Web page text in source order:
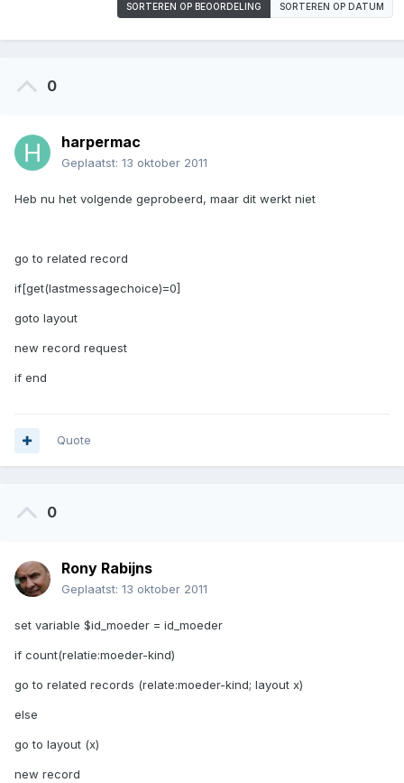
SORTEREN OP BEOORDELING SORTEREN OP DATUM
0
harpermac
Geplaatst: 13 oktober 2011
Heb nu het volgende geprobeerd, maar dit werkt niet
go to related record
if[get(lastmessagechoice)=0]
goto layout
new record request
if end
Quote
0
Rony Rabijns
Geplaatst: 13 oktober 2011
set variable $id_moeder = id_moeder
if count(relatie:moeder-kind)
go to related records (relate:moeder-kind; layout x)
else
go to layout (x)
new record